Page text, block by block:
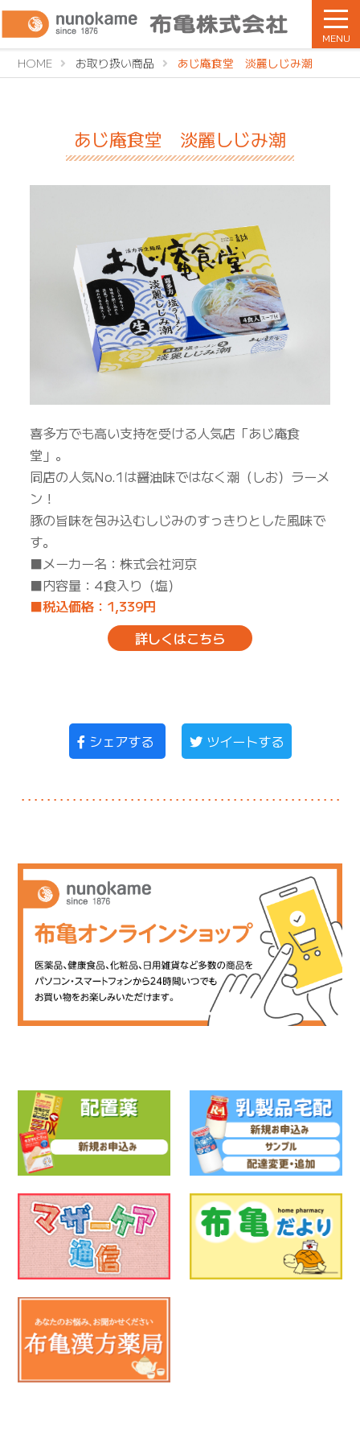
MENU
HOME お取り扱い商品 あじ庵食堂 淡麗しじみ潮
あじ庵食堂 淡麗しじみ潮
喜多方でも高い支持を受ける人気店「あじ庵食
堂」。
同店の人気No.1は醤油味ではなく潮（しお）ラーメ
ン！
豚の旨味を包み込むしじみのすっきりとした風味で
す。
■メーカー名：株式会社河京
■内容量：4食入り（塩）
■税込価格：1,339円
詳しくはこちら
シェアする ツイートする